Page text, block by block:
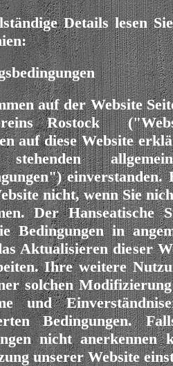
Details lesen
auf der Website
Rostock
auf diese Website
einverstanden.
nicht, wenn Sie
Der Hanseatische
Bedingungen in
Aktualisieren dieser
Ihre weitere
solchen
und
Bedingungen.
nicht anerkennen
unserer Website